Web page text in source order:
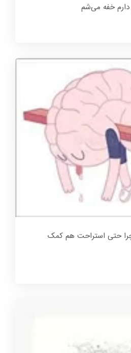
خفه می‌شم
حتی استراحت هم کمک